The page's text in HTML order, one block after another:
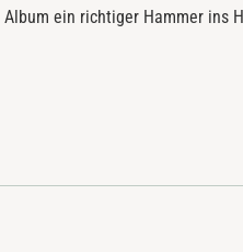
ein richtiger Hammer ins